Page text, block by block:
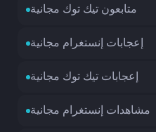
متابعون تيك توك مجانية
إعجابات إنستغرام مجانية
إعجابات تيك توك مجانية
مشاهدات إنستغرام مجانية